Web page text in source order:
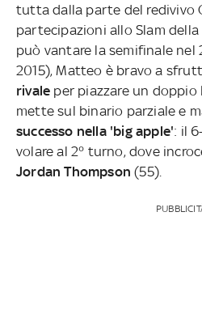
tutta dalla parte del redivivo
partecipazioni allo Slam della
può vantare la semifinale nel
2015), Matteo è bravo a
rivale per piazzare un
mette sul binario parziale e
successo nella 'big apple': il
volare al 2° turno, dove
Jordan Thompson(55).